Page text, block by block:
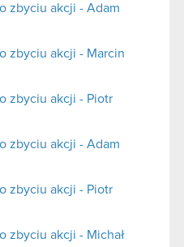
zbyciu akcji - Adam
zbyciu akcji - Marcin
zbyciu akcji - Piotr
zbyciu akcji - Adam
zbyciu akcji - Piotr
zbyciu akcji - Michał